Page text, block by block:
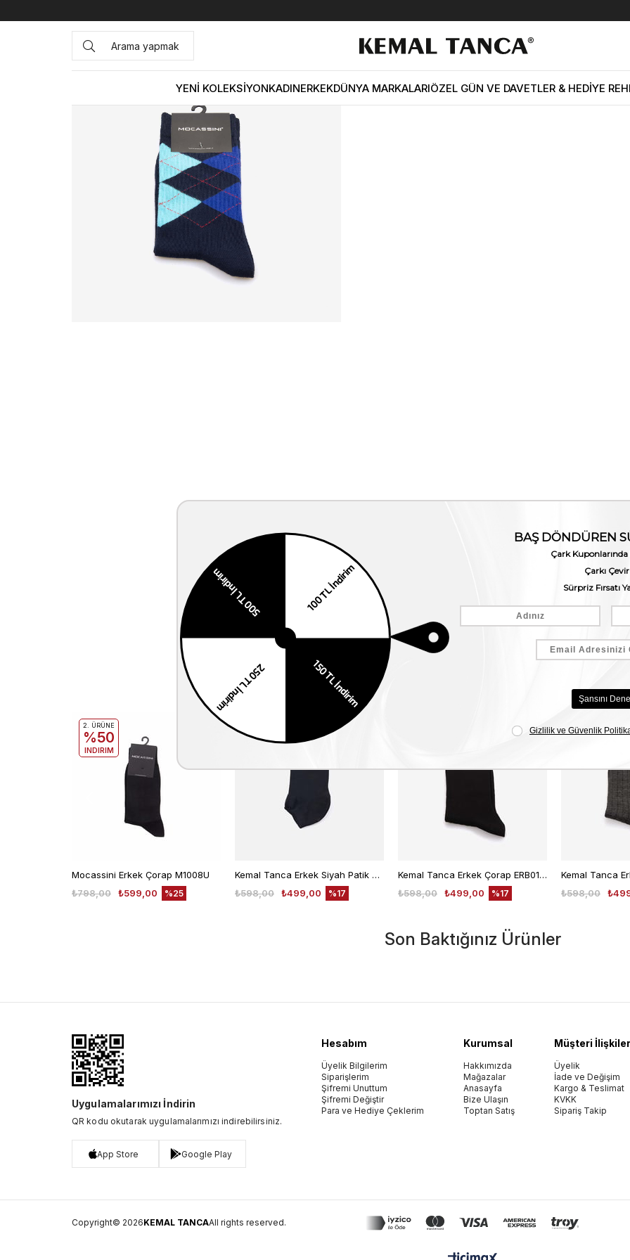
YENİ KOLEKSİYONKADINERKEKDÜNYA MARKALARIÖZEL GÜN VE DAVETLER & HEDİYE
Anasayfa ÇANTA&AKSESUAR ERKEK Çorap Mocassini Ekoseli Erkek Çorap ERB03-MC
%50
Mocassini Erkek Çorap M1008U
₺599,00
₺798,00 %25
2. ÜRÜNE
%50
INDIRIM
Kemal Tanca Erkek Siyah Patik Çorap
₺499,00
₺598,00 %17
%50
Kemal Tanca Erkek Çorap ERB01-KT
₺499,00
₺598,00 %17 ₺598,00
%50
Son Baktığınız Ürünler
Uygulamalarımızı İndirin
QR kodu okutarak uygulamalarımızı indirebilirsiniz.
App Store Google Play
Hesabım
Üyelik Bilgilerim
Siparişlerim
Şifremi Unuttum
Şifremi Değiştir
Para ve Hediye Çeklerim
Kurumsal
Hakkımızda
Mağazalar
Anasayfa
Bize Ulaşın
Toptan Satış
Müşteri
Üyelik
İade ve Değişim
Kargo & Teslimat
KVKK
Sipariş Takip
Copyright© 2026KEMAL TANCAAll rights reserved.